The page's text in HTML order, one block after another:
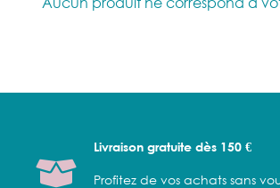
Livraison gratuite dès 150 €
Profitez de vos achats sans